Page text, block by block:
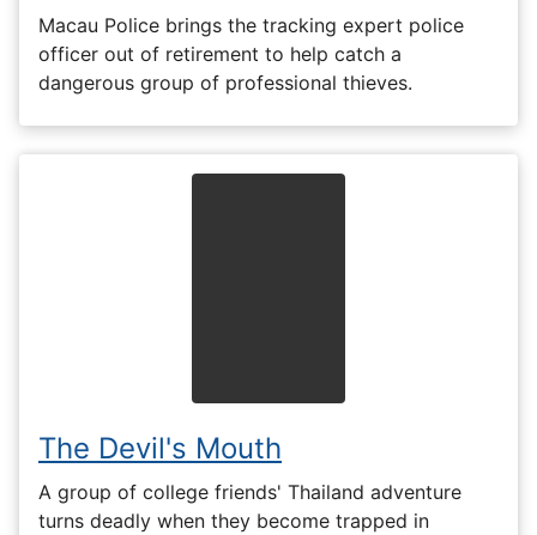
Macau Police brings the tracking expert police
officer out of retirement to help catch a
dangerous group of professional thieves.
The Devil's Mouth
A group of college friends' Thailand adventure
turns deadly when they become trapped in